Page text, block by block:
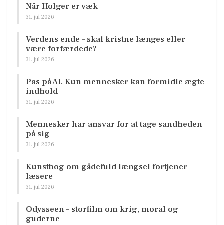
Når Holger er væk
31. jul 2026
Verdens ende – skal kristne længes eller
være forfærdede?
31. jul 2026
Pas på AI. Kun mennesker kan formidle ægte
indhold
31. jul 2026
Mennesker har ansvar for at tage sandheden
på sig
31. jul 2026
Kunstbog om gådefuld længsel fortjener
læsere
31. jul 2026
Odysseen – storfilm om krig, moral og
guderne